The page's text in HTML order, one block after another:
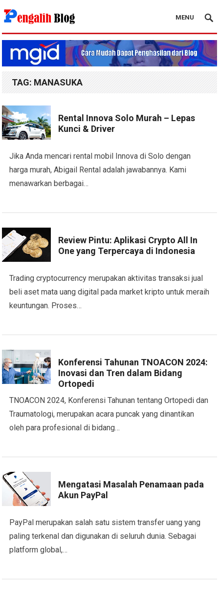
Pengalih Blog
MENU
TAG: MANASUKA
Rental Innova Solo Murah – Lepas
Kunci & Driver
Jika Anda mencari rental mobil Innova di Solo dengan
harga murah, Abigail Rental adalah jawabannya. Kami
menawarkan berbagai…
Review Pintu: Aplikasi Crypto All In
One yang Terpercaya di Indonesia
Trading cryptocurrency merupakan aktivitas transaksi jual
beli aset mata uang digital pada market kripto untuk meraih
keuntungan. Proses…
Konferensi Tahunan TNOACON 2024:
Inovasi dan Tren dalam Bidang
Ortopedi
TNOACON 2024, Konferensi Tahunan tentang Ortopedi dan
Traumatologi, merupakan acara puncak yang dinantikan
oleh para profesional di bidang…
Mengatasi Masalah Penamaan pada
Akun PayPal
PayPal merupakan salah satu sistem transfer uang yang
paling terkenal dan digunakan di seluruh dunia. Sebagai
platform global,…